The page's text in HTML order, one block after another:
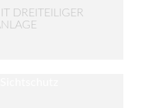
DREITEILIGER